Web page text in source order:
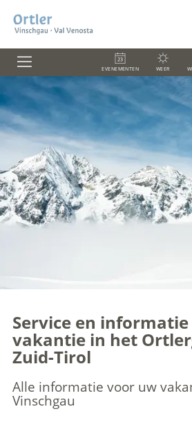
EVENEMENTEN WEER
Service en
vakantie in het
Zuid-Tirol
Alle informatie voor uw
Vinschgau